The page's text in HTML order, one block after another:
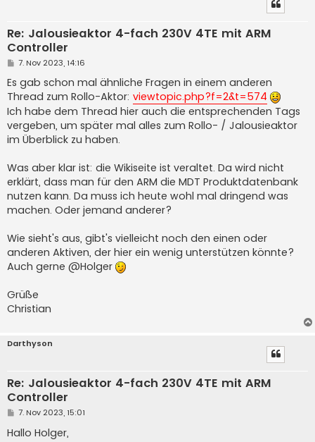
Re: Jalousieaktor 4-fach 230V 4TE mit ARM
Controller
B
i
t
r
a
g
7. Nov 2023, 14:16
Es gab schon mal ähnliche Fragen in einem anderen
Thread zum Rollo-Aktor: viewtopic.php?f=2&t=574
Ich habe dem Thread hier auch die entsprechenden Tags
vergeben, um später mal alles zum Rollo- / Jalousieaktor
im Überblick zu haben.
Was aber klar ist: die Wikiseite ist veraltet. Da wird nicht
erklärt, dass man für den ARM die MDT Produktdatenbank
nutzen kann. Da muss ich heute wohl mal dringend was
machen. Oder jemand anderer?
Wie sieht's aus, gibt's vielleicht noch den einen oder
anderen Aktiven, der hier ein wenig unterstützen könnte?
Auch gerne @Holger
Grüße
Christian
Darthyson
Re: Jalousieaktor 4-fach 230V 4TE mit ARM
Controller
B
i
t
7. Nov 2023, 15:01
Hallo Holger,